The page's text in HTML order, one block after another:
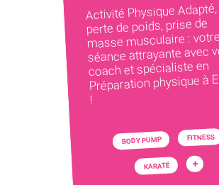
Activité Physique Adapté,
perte de poids, prise de
masse musculaire : votre
séance attrayante avec
coach et spécialiste en
Préparation physique à
!
BODY PUMP FITNESS
KARATÉ +